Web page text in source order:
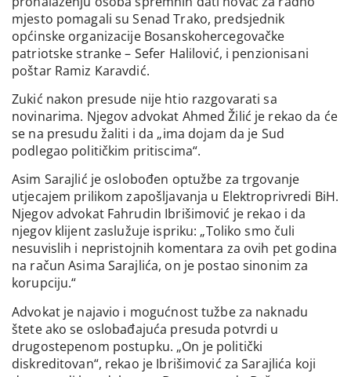
mjesto pomagali su Senad Trako, predsjednik
općinske organizacije Bosanskohercegovačke
patriotske stranke – Sefer Halilović, i penzionisani
poštar Ramiz Karavdić.
Zukić nakon presude nije htio razgovarati sa
novinarima. Njegov advokat Ahmed Žilić je rekao da će
se na presudu žaliti i da „ima dojam da je Sud
podlegao političkim pritiscima“.
Asim Sarajlić je oslobođen optužbe za trgovanje
utjecajem prilikom zapošljavanja u Elektroprivredi BiH.
Njegov advokat Fahrudin Ibrišimović je rekao i da
njegov klijent zaslužuje ispriku: „Toliko smo čuli
nesuvislih i nepristojnih komentara za ovih pet godina
na račun Asima Sarajlića, on je postao sinonim za
korupciju.“
Advokat je najavio i mogućnost tužbe za naknadu
štete ako se oslobađajuća presuda potvrdi u
drugostepenom postupku. „On je politički
diskreditovan“, rekao je Ibrišimović za Sarajlića koji